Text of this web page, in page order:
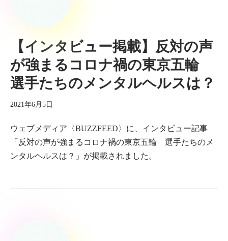
【インタビュー掲載】反対の声
が強まるコロナ禍の東京五輪
選手たちのメンタルヘルスは？
2021年6月5日
ウェブメディア〈BUZZFEED〉に、インタビュー記事
「反対の声が強まるコロナ禍の東京五輪 選手たちのメ
ンタルヘルスは？」が掲載されました。